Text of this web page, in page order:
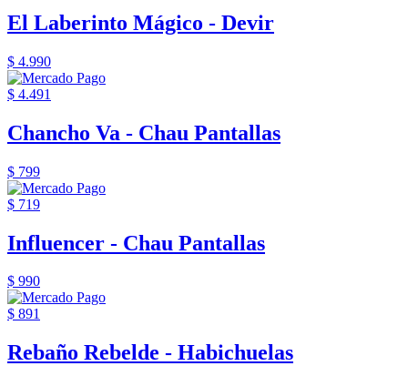
El Laberinto Mágico - Devir
$ 4.990
$ 4.491
Chancho Va - Chau Pantallas
$ 799
$ 719
Influencer - Chau Pantallas
$ 990
$ 891
Rebaño Rebelde - Habichuelas